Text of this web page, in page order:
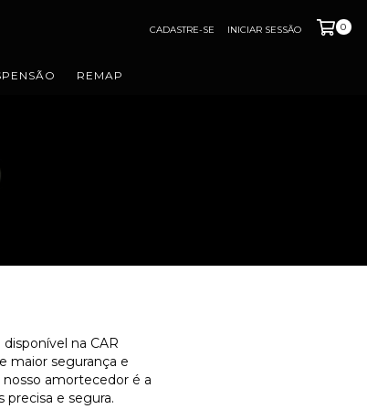
CADASTRE-SE INICIAR SESSÃO 0
REMAP
na CAR
maior segurança e
amortecedor é a
e segura.